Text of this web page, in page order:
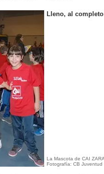
Lleno, al
La Mascota de CAI
Fotografía: CB Juventud